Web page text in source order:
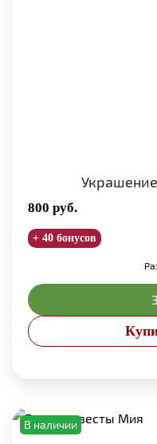
Украшение
800 руб.
+ 40 бонусов
В наличии